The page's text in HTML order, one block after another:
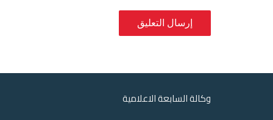
وكالة السابعة الاعلامية